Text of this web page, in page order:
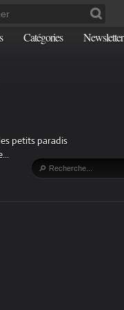
Catégories Newsletter
petits paradis